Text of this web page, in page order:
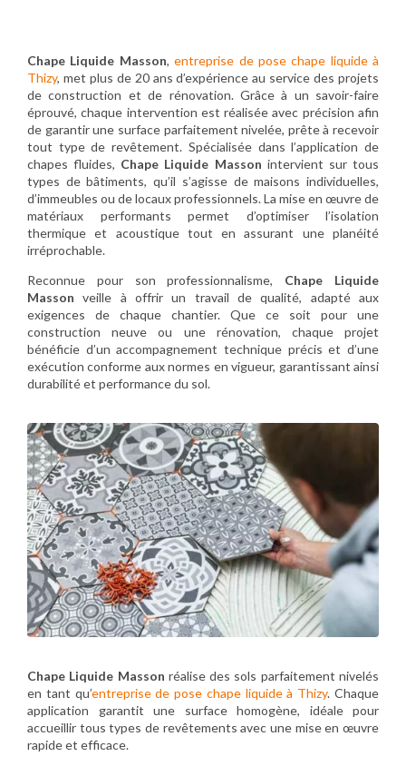
Chape Liquide Masson,entreprise de pose chape liquide à
Thizy, met plus de 20 ans d’expérience au service des projets
de construction et de rénovation. Grâce à un savoir-faire
éprouvé, chaque intervention est réalisée avec précision afin
de garantir une surface parfaitement nivelée, prête à recevoir
tout type de revêtement. Spécialisée dans l’application de
chapes fluides, Chape Liquide Masson intervient sur tous
types de bâtiments, qu’il s’agisse de maisons individuelles,
d’immeubles ou de locaux professionnels. La mise en œuvre de
matériaux performants permet d’optimiser l’isolation
thermique et acoustique tout en assurant une planéité
irréprochable.
Reconnue pour son professionnalisme, Chape Liquide
Masson veille à offrir un travail de qualité, adapté aux
exigences de chaque chantier. Que ce soit pour une
construction neuve ou une rénovation, chaque projet
bénéficie d’un accompagnement technique précis et d’une
exécution conforme aux normes en vigueur, garantissant ainsi
durabilité et performance du sol.
Chape Liquide Masson réalise des sols parfaitement nivelés
en tant qu’entreprise de pose chape liquide à Thizy. Chaque
application garantit une surface homogène, idéale pour
accueillir tous types de revêtements avec une mise en œuvre
rapide et efficace.